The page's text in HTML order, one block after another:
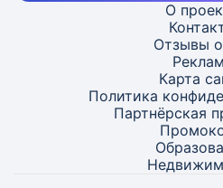
О
Отзывы
Карта
Политика
Партнёрская